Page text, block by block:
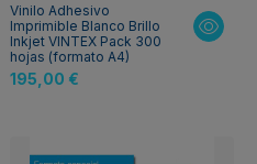
Vinilo Adhesivo
Imprimible Blanco Brillo
Inkjet VINTEX Pack 300
hojas (formato A4)
195,00 €